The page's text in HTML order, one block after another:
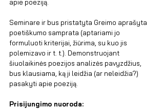
apie poeziją.
Seminare ir bus pristatyta Greimo aprašyta
poetiškumo samprata (aptariami jo
formuluoti kriterijai, žiūrima, su kuo jis
polemizavo ir t. t.). Demonstruojant
šiuolaikinės poezijos analizės pavyzdžius,
bus klausiama, ką ji leidžia (ar neleidžia?)
pasakyti apie poeziją.
Prisijungimo nuoroda: